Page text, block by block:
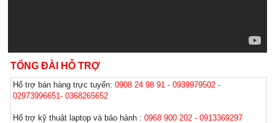
TỔNG ĐÀI HỖ TRỢ
Hổ trợ bán hàng trực tuyến:0908 24 98 91 - 0939979502 -
02973996651- 0368265652
Hổ trợ kỹ thuật laptop và bảo hành :0968 900 202 - 0913369297